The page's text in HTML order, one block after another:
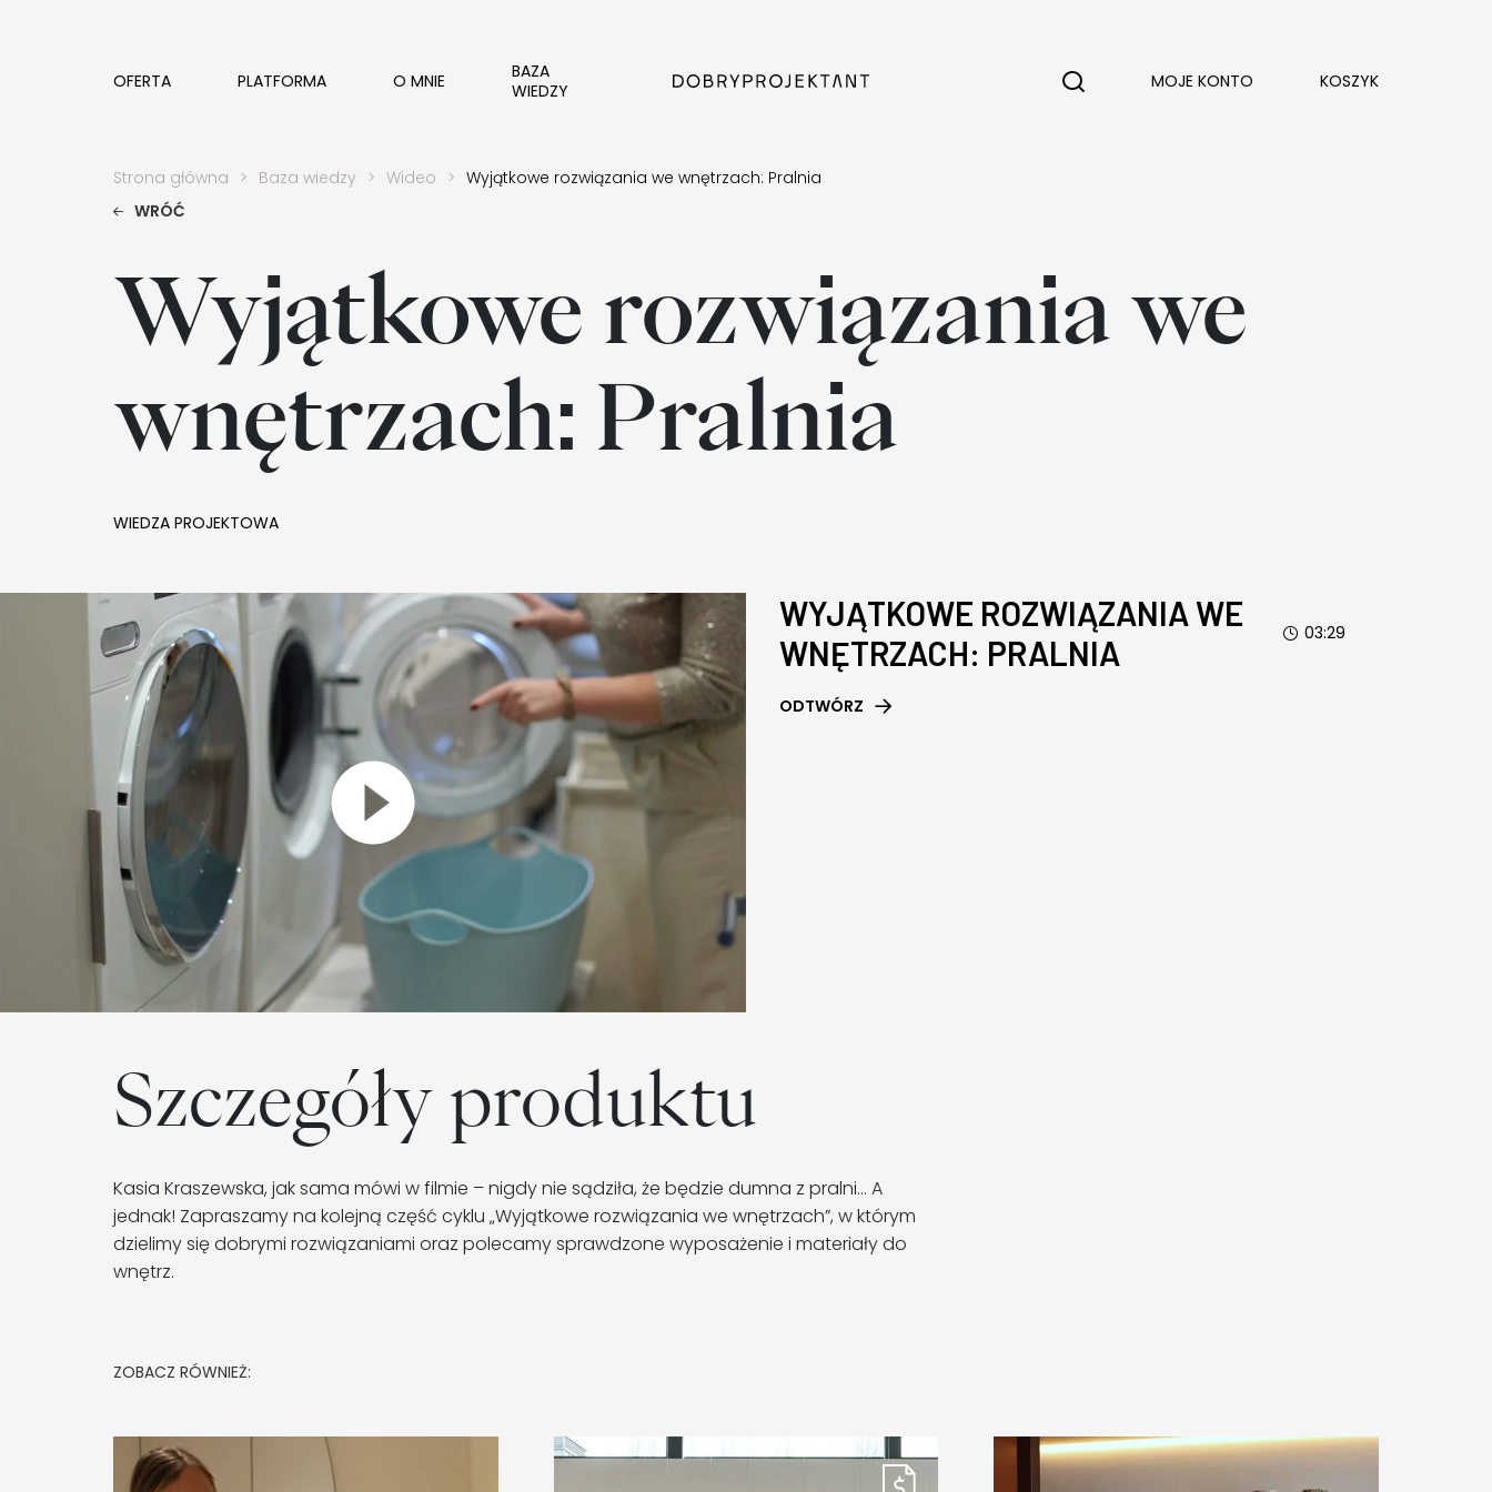
OFERTA PLATFORMA O MNIE
BAZA
WIEDZY
MOJE KONTO KOSZYK
Strona główna Baza wiedzy Wideo
Wyjątkowe rozwiązania we wnętrzach: Pralnia
WRÓĆ
Wyjątkowe rozwiązania we
wnętrzach: Pralnia
WIEDZA PROJEKTOWA
WYJĄTKOWE ROZWIĄZANIA WE
WNĘTRZACH: PRALNIA
03:29
ODTWÓRZ
Szczegóły produktu
Kasia Kraszewska, jak sama mówi w filmie – nigdy nie sądziła, że będzie dumna z pralni… A
jednak! Zapraszamy na kolejną część cyklu „Wyjątkowe rozwiązania we wnętrzach”, w którym
dzielimy się dobrymi rozwiązaniami oraz polecamy sprawdzone wyposażenie i materiały do
wnętrz.
ZOBACZ RÓWNIEŻ: